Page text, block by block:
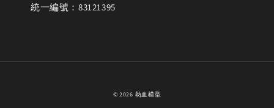
統一編號：83121395
© 2026 熱血模型